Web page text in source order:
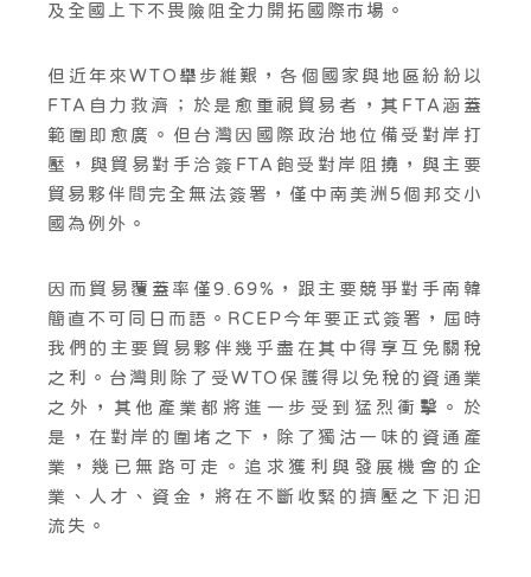
及全國上下不畏險阻全力開拓國際市場。
但近年來WTO舉步維艱，各個國家與地區紛紛以
FTA自力救濟；於是愈重視貿易者，其FTA涵蓋
範圍即愈廣。但台灣因國際政治地位備受對岸打
壓，與貿易對手洽簽FTA飽受對岸阻撓，與主要
貿易夥伴間完全無法簽署，僅中南美洲5個邦交小
國為例外。
因而貿易覆蓋率僅9.69%，跟主要競爭對手南韓
簡直不可同日而語。RCEP今年要正式簽署，屆時
我們的主要貿易夥伴幾乎盡在其中得享互免關稅
之利。台灣則除了受WTO保護得以免稅的資通業
之外，其他產業都將進一步受到猛烈衝擊。於
是，在對岸的圍堵之下，除了獨沽一味的資通產
業，幾已無路可走。追求獲利與發展機會的企
業、人才、資金，將在不斷收緊的擠壓之下汩汩
流失。